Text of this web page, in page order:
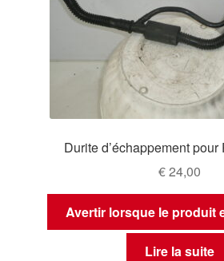
Durite d’échappement
€24,00
Avertir lorsque le produit
Lire la suite